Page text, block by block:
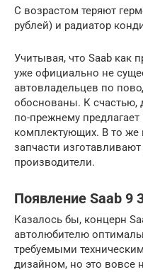
С возрастом теряют
рублей) и радиатор
Учитывая, что Saab как
уже официально не
автовладельцев по
обоснованы. К счастью,
по-прежнему
комплектующих. В то же
запчасти
производители.
Появление Saab 9
Казалось бы, концерн
автолюбителю
требуемыми
дизайном, но это вовсе